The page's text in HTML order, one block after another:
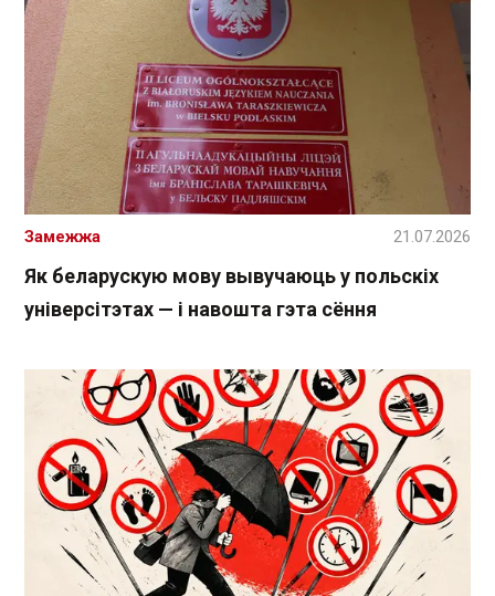
Як беларускую мову вывучаюць у польскіх
універсітэтах — і навошта гэта сёння
Замежжа 21.07.2026